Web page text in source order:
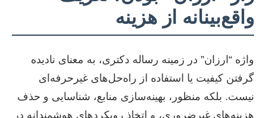
واقع‌بینانه از هزینه
واژه “ارزان” در زمینه رساله دکتری، به معنای نادیده
گرفتن کیفیت یا استفاده از راه‌حل‌های غیرحرفه‌ای
نیست. بلکه منظور، بهینه‌سازی منابع، شناسایی و حذف
هزینه‌های غیرضروری، و اتخاذ رویکردهای هوشمندانه در